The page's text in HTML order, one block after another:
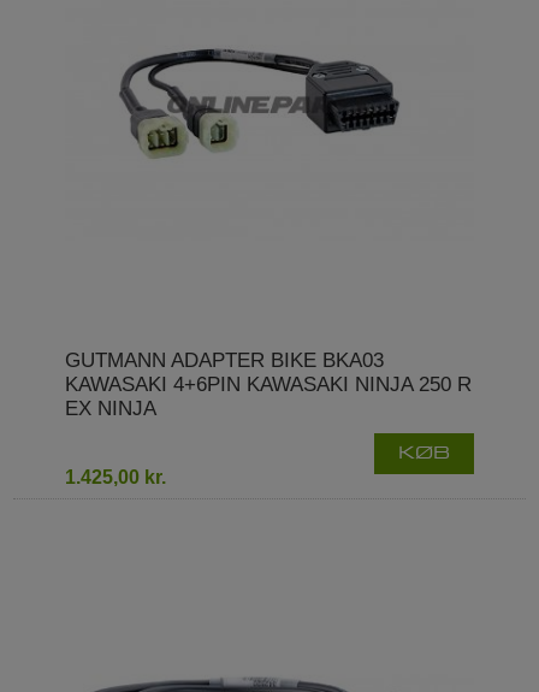
GUTMANN ADAPTER BIKE BKA03
KAWASAKI 4+6PIN KAWASAKI NINJA 250 R
EX NINJA
1.425,00 kr.
KØB